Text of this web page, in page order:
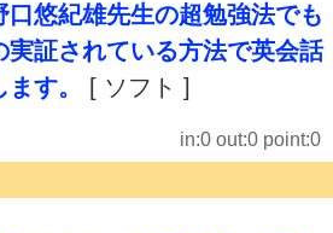
口悠紀雄先生の超勉強法でも
実証されている方法で英会話
す。
[ ソフト ]
in:0 out:0 point:0